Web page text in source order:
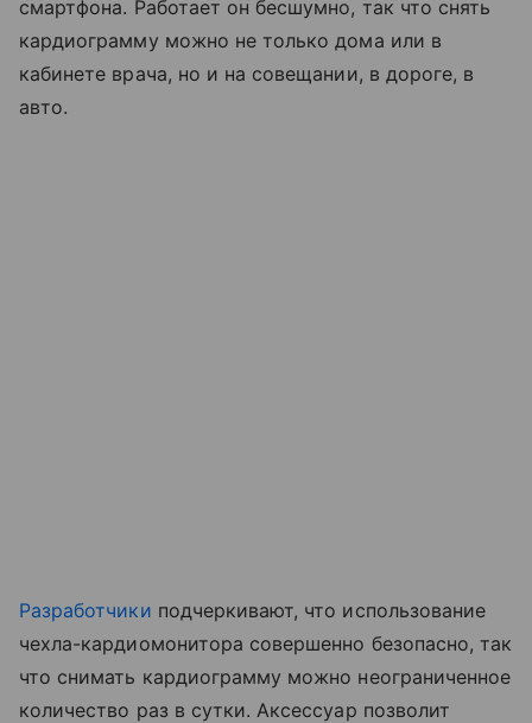
смартфона. Работает он бесшумно, так что снять
кардиограмму можно не только дома или в
кабинете врача, но и на совещании, в дороге, в
авто.
Разработчики подчеркивают, что использование
чехла-кардиомонитора совершенно безопасно, так
что снимать кардиограмму можно неограниченное
количество раз в сутки. Аксессуар позволит